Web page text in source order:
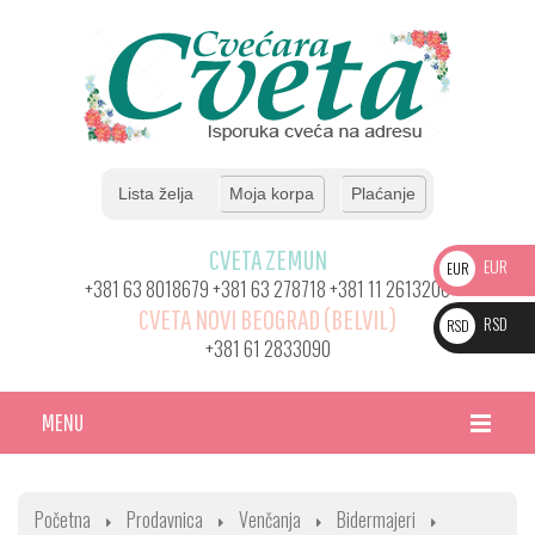
Lista želja Moja korpa Plaćanje
CVETA ZEMUN
+381 63 8018679 +381 63 278718 +381 11 2613206
CVETA NOVI BEOGRAD (BELVIL)
+381 61 2833090
MENU
Početna Prodavnica Venčanja
Bidermajeri
EUR EUR
RSD RSD